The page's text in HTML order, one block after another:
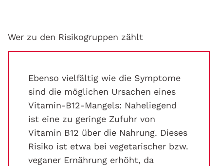
Wer zu den Risikogruppen zählt
Ebenso vielfältig wie die Symptome
sind die möglichen Ursachen eines
Vitamin-B12-Mangels: Naheliegend
ist eine zu geringe Zufuhr von
Vitamin B12 über die Nahrung. Dieses
Risiko ist etwa bei vegetarischer bzw.
veganer Ernährung erhöht, da